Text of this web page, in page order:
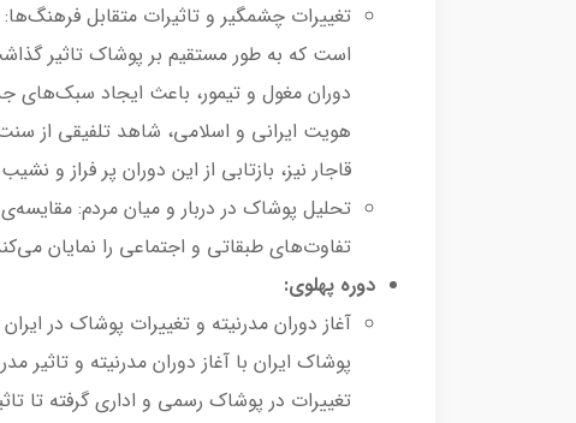
تغییرات چشمگیر و تاثیرات متقابل
است که به طور مستقیم بر پوشاک تاثیر
دوران مغول و تیمور، باعث ایجاد سبک‌های
هویت ایرانی و اسلامی، شاهد تلفیقی از
قاجار نیز، بازتابی از این دوران پر فراز و
تحلیل پوشاک در دربار و میان مردم:
تفاوت‌های طبقاتی و اجتماعی را نمایان
دوره پهلوی:
آغاز دوران مدرنیته و تغییرات پوشاک در
پوشاک ایران با آغاز دوران مدرنیته و تاثیر
تغییرات در پوشاک رسمی و اداری گرفته تا